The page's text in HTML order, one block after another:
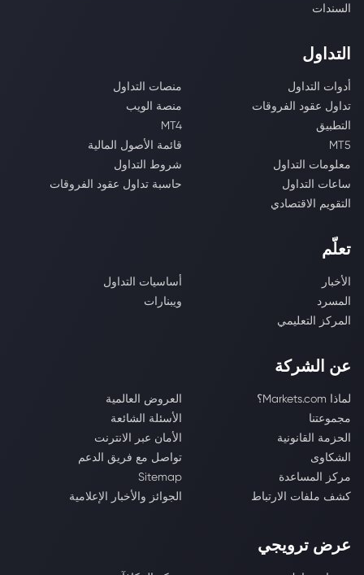
السندات
التداول
أدوات التداول
منصات التداول
تداول عقود الفروقات
منصة الويب
التطبيق
MT4
MT5
قائمة الأصول المالية
معلومات التداول
شروط التداول
ساعات التداول
حاسبة تداول عقود الفروقات
التقويم الاقتصادي
تعلّم
الأخبار
أساسيات التداول
المسرد
ويبنارات
المركز التعليمي
عن الشركة
لماذا Markets.com؟
العروض العالمية
مجموعتنا
الأسئلة الشائعة
الحزمة القانونية
الأمان عبر الانترنت
الشكاوى
تواصل مع فريق الدعم
مركز المساعدة
Sitemap
كشف ملفات الارتباط
الجوائز والأخبار الإعلامية
عرض ترويجي